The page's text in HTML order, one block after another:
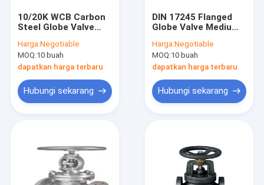
10/20K WCB Carbon
Steel Globe Valve
Tinggi
Harga:Negotiable
MOQ:10 buah
dapatkan harga terbaru
Hubungi sekarang
DIN 17245 Flanged
Globe Valve Medium
Karbon Putih
Keperakan
Harga:Negotiable
MOQ:10 buah
dapatkan harga terbaru
Hubungi sekarang